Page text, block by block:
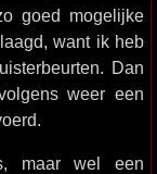
goed mogelijke
want ik heb
Dan
weer een
maar wel een